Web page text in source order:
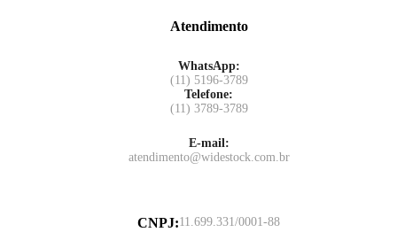
Atendimento
WhatsApp:
(11) 5196-3789
Telefone:
(11) 3789-3789
E-mail:
atendimento@widestock.com.br
CNPJ:11.699.331/0001-88